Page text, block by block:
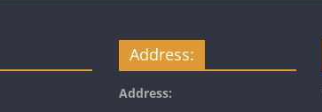
Address:
Address: